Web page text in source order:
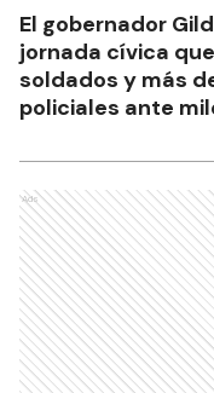
El gobernador
jornada cívica
soldados y más
policiales ante
Ads